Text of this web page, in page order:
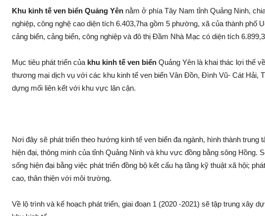
Khu kinh tế ven biển Quảng Yên nằm ở phía Tây Nam tỉnh Quảng Ninh,
nghiệp, công nghệ cao diện tích 6.403,7ha gồm 5 phường, xã của thành phố
cảng biển, cảng biển, công nghiệp và đô thị Đầm Nhà Mạc có diện tích
Mục tiêu phát triển của khu kinh tế ven biển Quảng Yên là khai thác lợi thế
thương mại dịch vụ với các khu kinh tế ven biển Vân Đồn, Đình Vũ- Cát Hải,
dựng mối liên kết với khu vực lân cận.
Nơi đây sẽ phát triển theo hướng kinh tế ven biển đa ngành, hình thành trung
hiện đại, thông minh của tỉnh Quảng Ninh và khu vực đồng bằng sông Hồng.
sống hiện đại bằng việc phát triển đồng bộ kết cấu hạ tầng kỹ thuật xã hội;
cao, thân thiện với môi trường.
Về l‌ộ trình và kế hoạch phát triển, giai đoạn 1 (2020 -2021) sẽ tập trung xây